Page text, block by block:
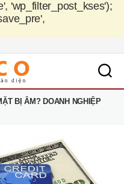
'wp_filter_post_kses');
BỊ ÂM? DOANH NGHIỆP